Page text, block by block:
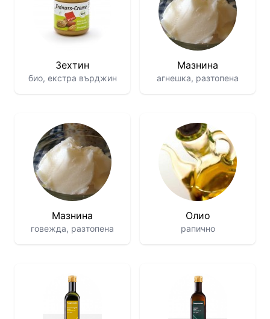
Зехтин
био, екстра върджин
Мазнина
агнешка, разтопена
Мазнина
говежда, разтопена
Олио
рапично